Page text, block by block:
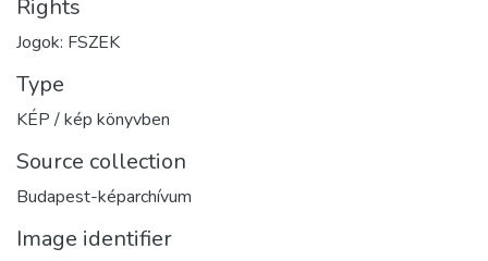
Rights
Jogok: FSZEK
Type
KÉP / kép könyvben
Source collection
Budapest-képarchívum
Image identifier